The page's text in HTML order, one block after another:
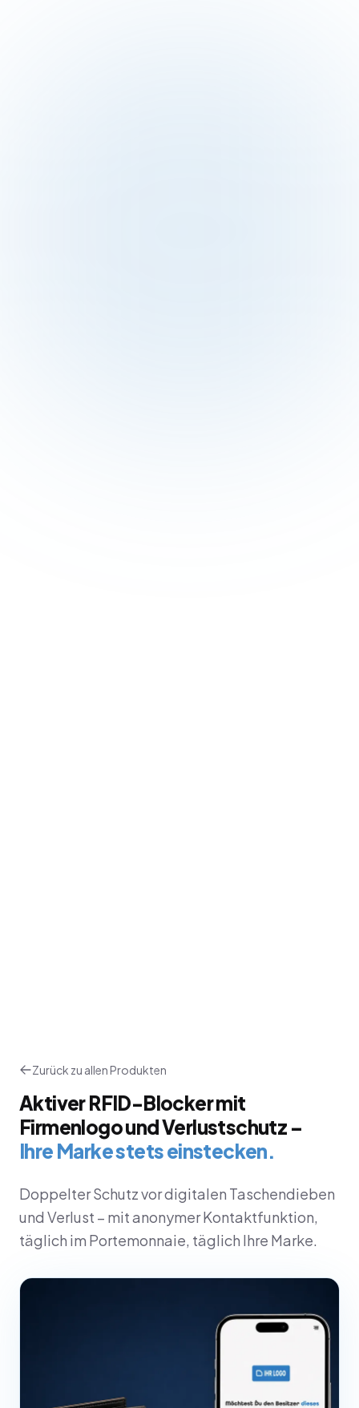
Zurück zu allen Produkten
Aktiver RFID-Blocker mit
Firmenlogo und Verlustschutz –
Ihre Marke stets einstecken.
Doppelter Schutz vor digitalen Taschendieben
und Verlust – mit anonymer Kontaktfunktion,
täglich im Portemonnaie, täglich Ihre Marke.